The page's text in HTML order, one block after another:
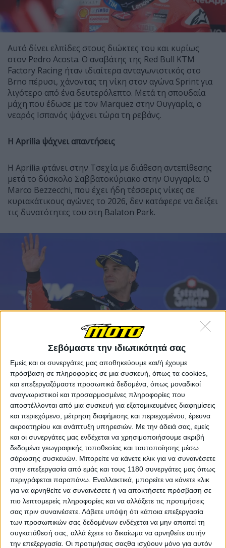
Σεβόμαστε την ιδιωτικότητά σας
Εμείς και οι συνεργάτες μας αποθηκεύουμε και/ή έχουμε
πρόσβαση σε πληροφορίες σε μια συσκευή, όπως τα cookies,
και επεξεργαζόμαστε προσωπικά δεδομένα, όπως μοναδικοί
αναγνωριστικοί και προσαρμοσμένες πληροφορίες που
αποστέλλονται από μια συσκευή για εξατομικευμένες διαφημίσεις
και περιεχόμενο, μέτρηση διαφήμισης και περιεχομένου, έρευνα
ακροατηρίου και ανάπτυξη υπηρεσιών. Με την άδειά σας, εμείς
και οι συνεργάτες μας ενδέχεται να χρησιμοποιήσουμε ακριβή
δεδομένα γεωγραφικής τοποθεσίας και ταυτοποίησης μέσω
σάρωσης συσκευών. Μπορείτε να κάνετε κλικ για να συναινέσετε
στην επεξεργασία από εμάς και τους 1180 συνεργάτες μας όπως
περιγράφεται παραπάνω. Εναλλακτικά, μπορείτε να κάνετε κλικ
για να αρνηθείτε να συναινέσετε ή να αποκτήσετε πρόσβαση σε
πιο λεπτομερείς πληροφορίες και να αλλάξετε τις προτιμήσεις
σας πριν συναινέσετε. Λάβετε υπόψη ότι κάποια επεξεργασία
των προσωπικών σας δεδομένων ενδέχεται να μην απαιτεί τη
συγκατάθεσή σας, αλλά έχετε το δικαίωμα να αρνηθείτε αυτήν
την επεξεργασία. Οι προτιμήσεις σαςθα ισχύουν μόνο για αυτόν
Αυτό δίνει ελπίδες στους διώκτες του και κυρίως
στον Pedro Acosta. Ο αναβάτης της Red Bull KTM
Factory Racing ήταν ιδιαίτερα ανταγωνιστικός στο
Brno πέρυσι, χάνοντας τη νίκη στον αγώνα Sprint για
λιγότερο από ένα δευτερόλεπτο. Μετά τη σπουδαία
μάχη που έδωσε με τον Marquez στην Ουγγαρία, ο
νεαρός Ισπανός ψάχνει τώρα τη ρεβάνς.
Η Aprilia ψάχνει απαντήσεις
Η Aprilia φτάνει στην Τσεχία με διάθεση αντεπίθεσης
μετά το δύσκολο Σαββατοκύριακο στην Ουγγαρία. Ο
Marco Bezzecchi, που έχει ήδη τέσσερις νίκες σε
κυριακάτικους αγώνες το 2026, δεν κατάφερε να δείξει
τις δυνατότητες του στη Balaton Park.
Ο Jorge Martin, από την άλλη, θα προσπαθήσει να
αφήσει πίσω του το ατύχημα της πρώτης στροφής
στην Ουγγαρία, αν και θα χρειαστεί να εκτίσει ποινή
διπλού μακρύτερου γύρου, λόγω της εμπλοκής του
στο συμβάν.
Στην ομάδα της Trackhouse, ο Raul Fernandez αναζητά
επιτέλους ένα αγωνιστικό Σαββατοκύριακο χωρίς
ατυχίες, ενώ ο Ai Ogura συνεχίζει να εντυπωσιάζει
στη δεύτερη σεζόν του στα MotoGP. Η τέταρτη θέση
στην Ουγγαρία ήταν ένα ακόμη βήμα προόδου, αλλά ο
Ιάπωνας θέλει πλέον να μειώσει και τη διαφορά από
τους πρωτοπόρους.
Οι χαμένοι της Ουγγαρίας